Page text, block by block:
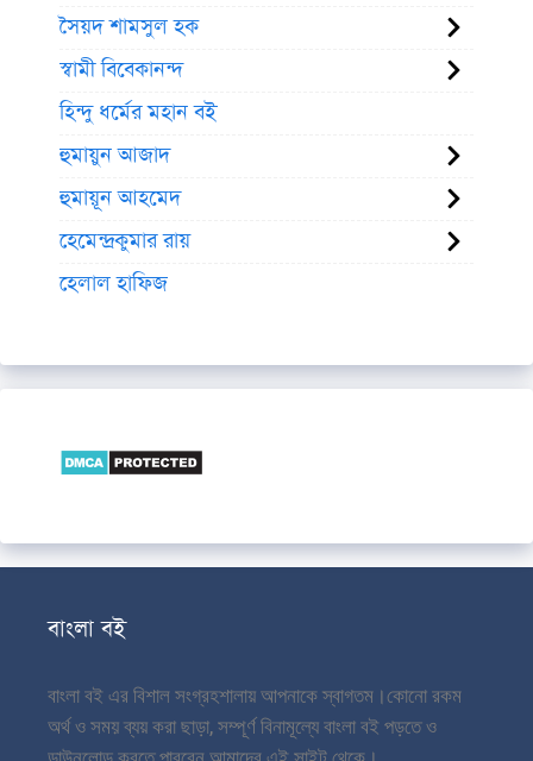
সৈয়দ শামসুল হক
স্বামী বিবেকানন্দ
হিন্দু ধর্মের মহান বই
হুমায়ুন আজাদ
হুমায়ূন আহমেদ
হেমেন্দ্রকুমার রায়
হেলাল হাফিজ
বাংলা বই
বাংলা বই এর বিশাল সংগ্রহশালায় আপনাকে স্বাগতম।কোনো রকম
অর্থ ও সময় ব্যয় করা ছাড়া, সম্পূর্ণ বিনামূল্যে বাংলা বই পড়তে ও